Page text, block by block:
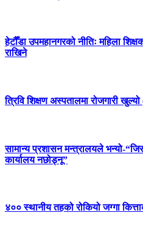
हेटौँडा उपमहानगरको नीतिः महिला
राखिने
त्रिवि शिक्षण अस्पतालमा रोजगारी
सामान्य प्रशासन मन्त्रालयले भन्यो-
कार्यालय नछोड्नू”
४०० स्थानीय तहको रोकियो जग्गा